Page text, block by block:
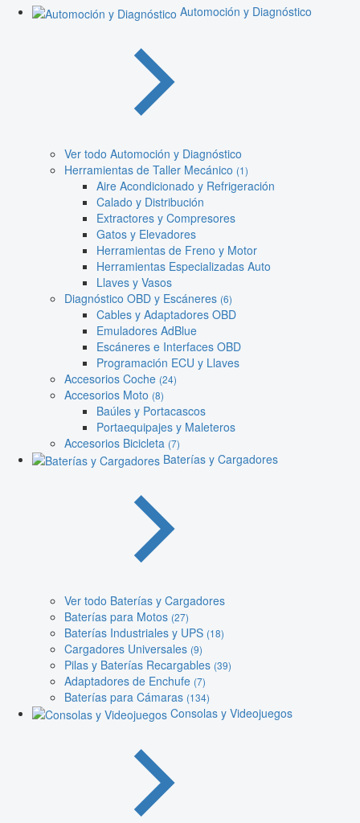
Automoción y Diagnóstico
Ver todo Automoción y Diagnóstico
Herramientas de Taller Mecánico (1)
Aire Acondicionado y Refrigeración
Calado y Distribución
Extractores y Compresores
Gatos y Elevadores
Herramientas de Freno y Motor
Herramientas Especializadas Auto
Llaves y Vasos
Diagnóstico OBD y Escáneres (6)
Cables y Adaptadores OBD
Emuladores AdBlue
Escáneres e Interfaces OBD
Programación ECU y Llaves
Accesorios Coche (24)
Accesorios Moto (8)
Baúles y Portacascos
Portaequipajes y Maleteros
Accesorios Bicicleta (7)
Baterías y Cargadores
Ver todo Baterías y Cargadores
Baterías para Motos (27)
Baterías Industriales y UPS (18)
Cargadores Universales (9)
Pilas y Baterías Recargables (39)
Adaptadores de Enchufe (7)
Baterías para Cámaras (134)
Consolas y Videojuegos